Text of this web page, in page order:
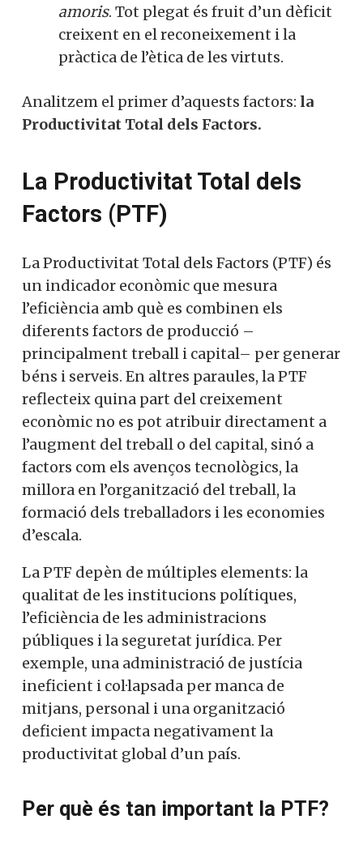
amoris. Tot plegat és fruit d’un dèficit
creixent en el reconeixement i la
pràctica de l’ètica de les virtuts.
Analitzem el primer d’aquests factors: la
Productivitat Total dels Factors.
La Productivitat Total dels
Factors (PTF)
La Productivitat Total dels Factors (PTF) és
un indicador econòmic que mesura
l’eficiència amb què es combinen els
diferents factors de producció –
principalment treball i capital– per generar
béns i serveis. En altres paraules, la PTF
reflecteix quina part del creixement
econòmic no es pot atribuir directament a
l’augment del treball o del capital, sinó a
factors com els avenços tecnològics, la
millora en l’organització del treball, la
formació dels treballadors i les economies
d’escala.
La PTF depèn de múltiples elements: la
qualitat de les institucions polítiques,
l’eficiència de les administracions
públiques i la seguretat jurídica. Per
exemple, una administració de justícia
ineficient i col·lapsada per manca de
mitjans, personal i una organització
deficient impacta negativament la
productivitat global d’un país.
Per què és tan important la PTF?